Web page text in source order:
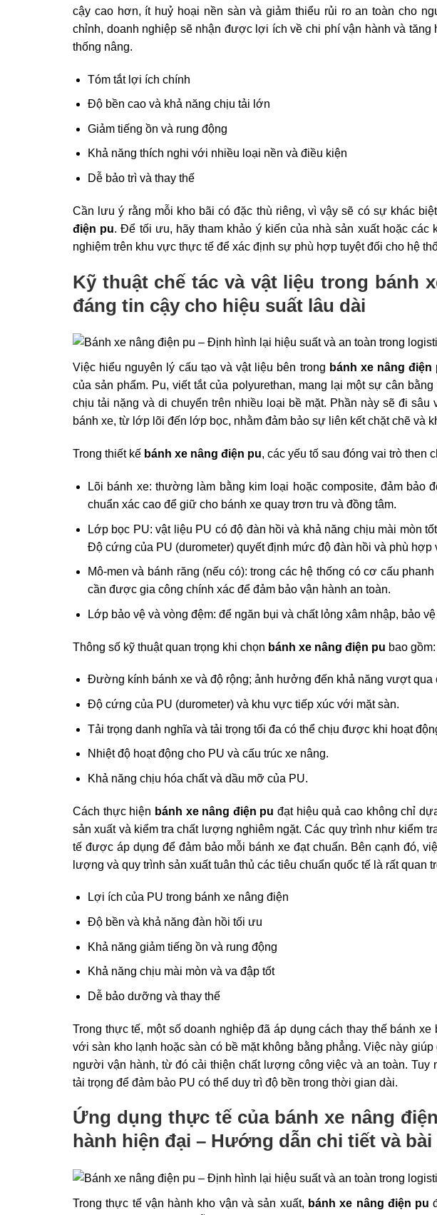
cậy cao hơn, ít huỷ hoại nền sàn và giảm thiểu rủi ro an toàn cho
chỉnh, doanh nghiệp sẽ nhận được lợi ích về chi phí vận hành và
thống nâng.
Tóm tắt lợi ích chính
Độ bền cao và khả năng chịu tải lớn
Giảm tiếng ồn và rung động
Khả năng thích nghi với nhiều loại nền và điều kiện
Dễ bảo trì và thay thế
Cần lưu ý rằng mỗi kho bãi có đặc thù riêng, vì vậy sẽ có sự khác
điện pu. Để tối ưu, hãy tham khảo ý kiến của nhà sản xuất hoặc các
nghiệm trên khu vực thực tế để xác định sự phù hợp tuyệt đối cho hệ
Kỹ thuật chế tác và vật liệu trong bánh
đáng tin cậy cho hiệu suất lâu dài
Việc hiểu nguyên lý cấu tạo và vật liệu bên trong bánh xe nâng điện
của sản phẩm. Pu, viết tắt của polyurethan, mang lại một sự cân
chịu tải nặng và di chuyển trên nhiều loại bề mặt. Phần này sẽ đi
bánh xe, từ lớp lõi đến lớp bọc, nhằm đảm bảo sự liên kết chặt chẽ và
Trong thiết kế bánh xe nâng điện pu, các yếu tố sau đóng vai trò then
Lõi bánh xe: thường làm bằng kim loại hoặc composite, đảm bảo
chuẩn xác cao để giữ cho bánh xe quay trơn tru và đồng tâm.
Lớp bọc PU: vật liệu PU có độ đàn hồi và khả năng chịu mài mòn
Độ cứng của PU (durometer) quyết định mức độ đàn hồi và phù hợp
Mô-men và bánh răng (nếu có): trong các hệ thống có cơ cấu
cần được gia công chính xác để đảm bảo vận hành an toàn.
Lớp bảo vệ và vòng đệm: để ngăn bụi và chất lỏng xâm nhập, bảo
Thông số kỹ thuật quan trọng khi chọn bánh xe nâng điện pu bao gồm:
Đường kính bánh xe và độ rộng; ảnh hưởng đến khả năng vượt qua
Độ cứng của PU (durometer) và khu vực tiếp xúc với mặt sàn.
Tải trọng danh nghĩa và tải trọng tối đa có thể chịu được khi hoạt
Nhiệt độ hoạt động cho PU và cấu trúc xe nâng.
Khả năng chịu hóa chất và dầu mỡ của PU.
Cách thực hiện bánh xe nâng điện pu đạt hiệu quả cao không chỉ
sản xuất và kiểm tra chất lượng nghiêm ngặt. Các quy trình như kiểm
tế được áp dụng để đảm bảo mỗi bánh xe đạt chuẩn. Bên cạnh đó,
lượng và quy trình sản xuất tuân thủ các tiêu chuẩn quốc tế là rất quan
Lợi ích của PU trong bánh xe nâng điện
Độ bền và khả năng đàn hồi tối ưu
Khả năng giảm tiếng ồn và rung động
Khả năng chịu mài mòn và va đập tốt
Dễ bảo dưỡng và thay thế
Trong thực tế, một số doanh nghiệp đã áp dụng cách thay thế bánh
với sàn kho lạnh hoặc sàn có bề mặt không bằng phẳng. Việc này
người vận hành, từ đó cải thiện chất lượng công việc và an toàn. Tuy
tải trọng để đảm bảo PU có thể duy trì độ bền trong thời gian dài.
Ứng dụng thực tế của bánh xe nâng
hành hiện đại – Hướng dẫn chi tiết và
Trong thực tế vận hành kho vận và sản xuất, bánh xe nâng điện pu